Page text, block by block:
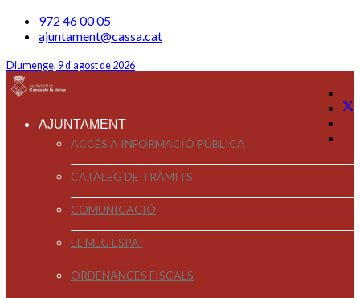
972 46 00 05
ajuntament@cassa.cat
Diumenge, 9 d'agost de 2026
AJUNTAMENT
ACCÉS A INFORMACIÓ PÚBLICA
CATÀLEG DE TRÀMITS
COMUNICACIÓ
EL MEU ESPAI
ORDENANCES FISCALS